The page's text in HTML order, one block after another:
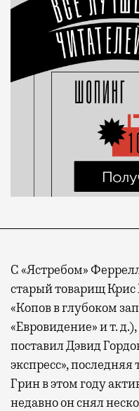
С «Ястребом»
старый товарищ
«Копов в глубоком
«Евровидение» и т.
поставил Дэвид
экспресс»,
Грин в этом году
недавно он снял